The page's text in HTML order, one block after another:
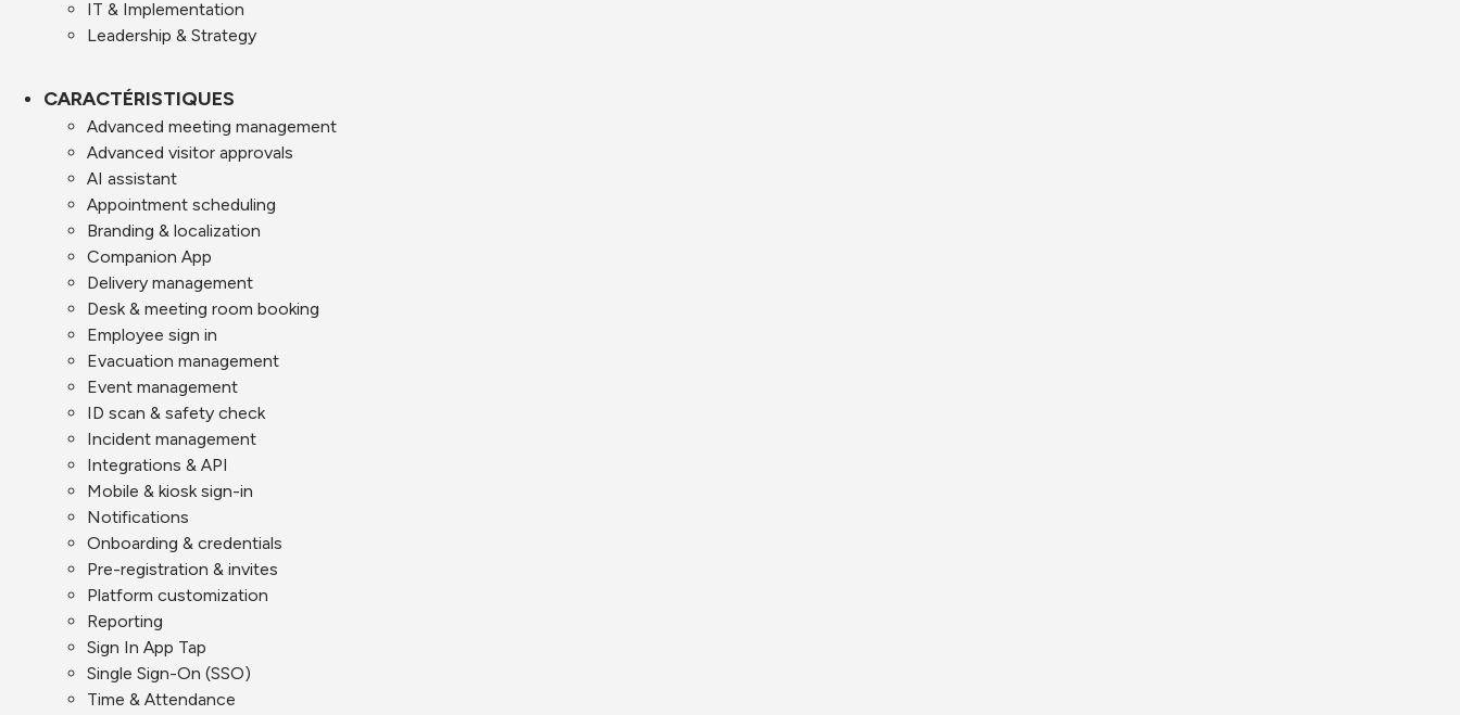
IT & Implementation
Leadership & Strategy
CARACTÉRISTIQUES
Advanced meeting management
Advanced visitor approvals
AI assistant
Appointment scheduling
Branding & localization
Companion App
Delivery management
Desk & meeting room booking
Employee sign in
Evacuation management
Event management
ID scan & safety check
Incident management
Integrations & API
Mobile & kiosk sign-in
Notifications
Onboarding & credentials
Pre-registration & invites
Platform customization
Reporting
Sign In App Tap
Single Sign-On (SSO)
Time & Attendance